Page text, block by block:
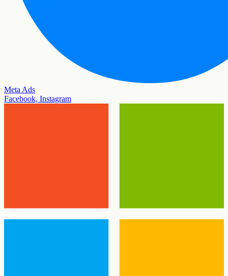
Meta Ads
Facebook, Instagram